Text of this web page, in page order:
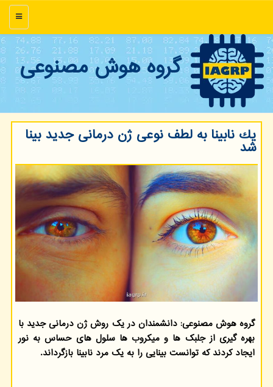
منو
گروه هوش مصنوعی
یك نابینا به لطف نوعی ژن درمانی جدید بینا
شد
گروه هوش مصنوعی: دانشمندان در یک روش ژن درمانی جدید با
بهره گیری از جلبک ها و میکروب ها سلول های حساس به نور
ایجاد کردند که توانست بینایی را به یک مرد نابینا بازگرداند.